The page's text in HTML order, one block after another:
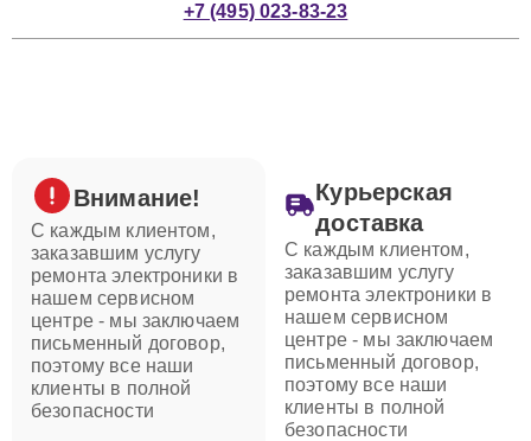
+7 (495) 023-83-23
Внимание!
С каждым клиентом,
заказавшим услугу
ремонта электроники в
нашем сервисном
центре - мы заключаем
письменный договор,
поэтому все наши
клиенты в полной
безопасности
Курьерская
доставка
С каждым клиентом,
заказавшим услугу
ремонта электроники в
нашем сервисном
центре - мы заключаем
письменный договор,
поэтому все наши
клиенты в полной
безопасности